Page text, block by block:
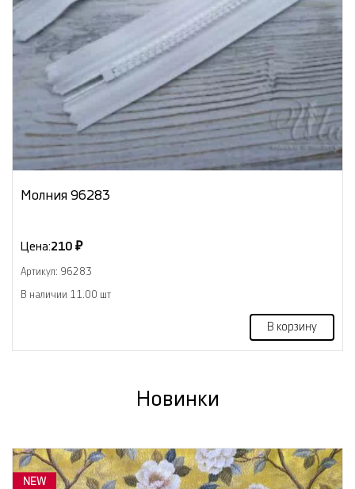
Молния 96283
Цена:210 ₽
Артикул: 96283
В наличии 11.00 шт
В корзину
Новинки
NEW